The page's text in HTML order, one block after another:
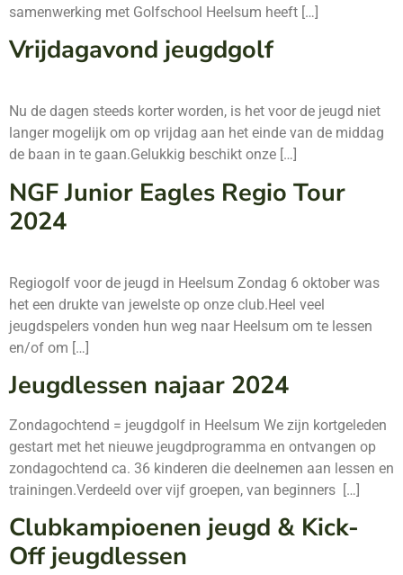
samenwerking met Golfschool Heelsum heeft […]
Vrijdagavond jeugdgolf
Nu de dagen steeds korter worden, is het voor de jeugd niet
langer mogelijk om op vrijdag aan het einde van de middag
de baan in te gaan.Gelukkig beschikt onze […]
NGF Junior Eagles Regio Tour
2024
Regiogolf voor de jeugd in Heelsum Zondag 6 oktober was
het een drukte van jewelste op onze club.Heel veel
jeugdspelers vonden hun weg naar Heelsum om te lessen
en/of om […]
Jeugdlessen najaar 2024
Zondagochtend = jeugdgolf in Heelsum We zijn kortgeleden
gestart met het nieuwe jeugdprogramma en ontvangen op
zondagochtend ca. 36 kinderen die deelnemen aan lessen en
trainingen.Verdeeld over vijf groepen, van beginners […]
Clubkampioenen jeugd & Kick-
Off jeugdlessen